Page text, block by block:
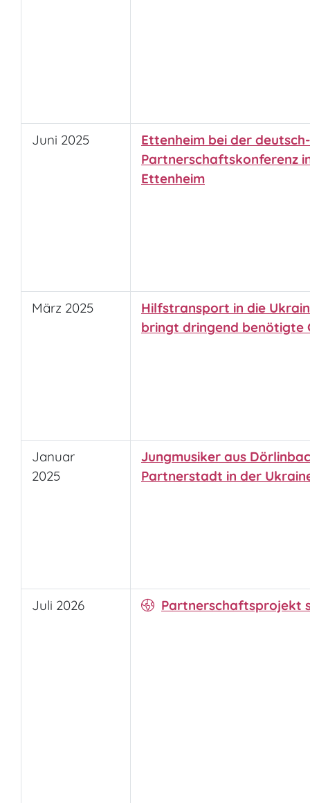
Juni 2025
Ettenheim bei der
Partnerschaftskonferenz
Ettenheim
März 2025
Hilfstransport in die
bringt dringend benötigte
Januar
2025
Jungmusiker aus
Partnerstadt in der
Juli 2026 Partnerschaftsprojekt